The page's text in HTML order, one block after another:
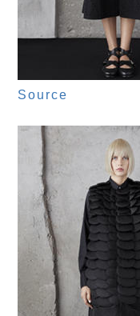
Source